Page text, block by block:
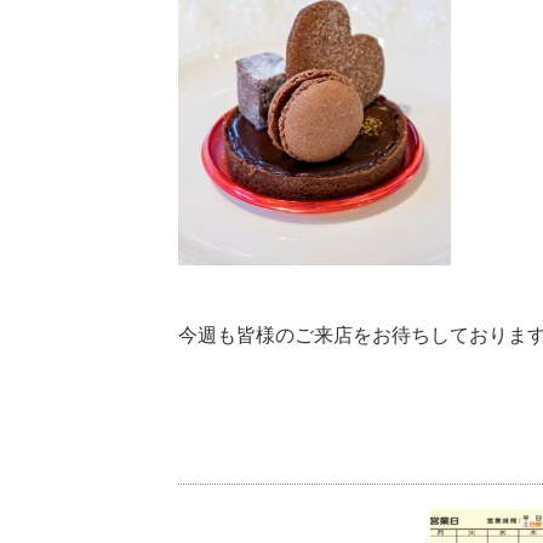
今週も皆様のご来店をお待ちしておりま